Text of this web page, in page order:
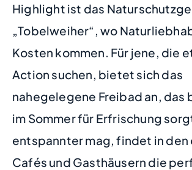
Highlight ist das
„Tobelweiher“, wo
Kosten kommen. Für jene, die
Action suchen, bietet sich das
nahegelegene Freibad an, das
im Sommer für Erfrischung
entspannter mag, findet in den
Cafés und Gasthäusern die